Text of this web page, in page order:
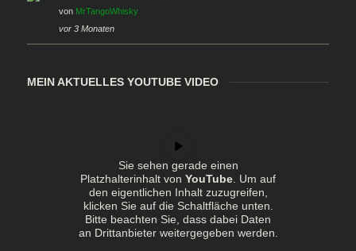
von MrTangoWhisky
vor 3 Monaten
MEIN AKTUELLES YOUTUBE VIDEO
Sie sehen gerade einen
Platzhalterinhalt von YouTube . Um auf
den eigentlichen Inhalt zuzugreifen,
klicken Sie auf die Schaltfläche unten.
Bitte beachten Sie, dass dabei Daten
an Drittanbieter weitergegeben werden.